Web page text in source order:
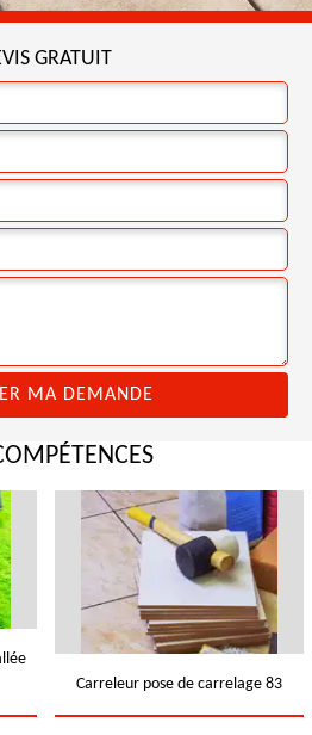
GRATUIT
Carreleur pose de carrelage 83